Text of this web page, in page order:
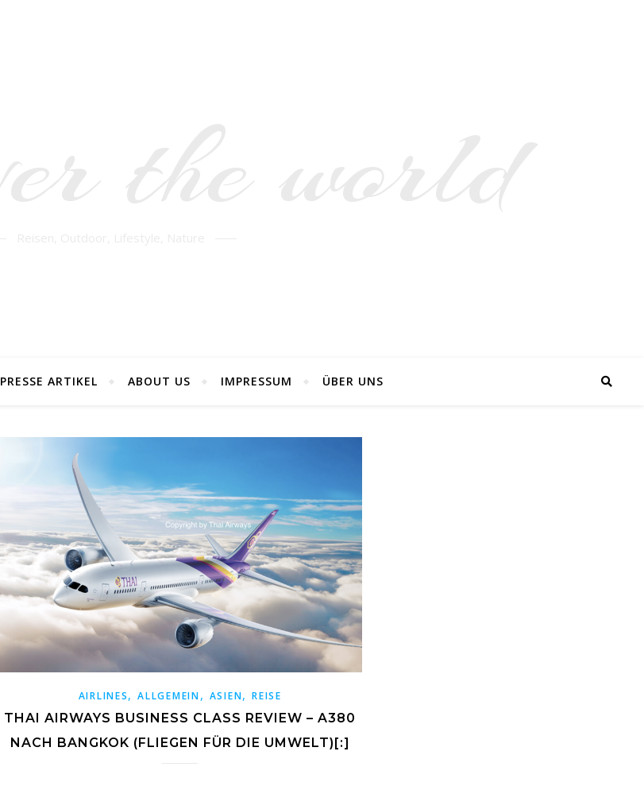
PRESSE ARTIKEL ABOUT US IMPRESSUM ÜBER UNS
AIRLINES,ALLGEMEIN, ASIEN,REISE
THAI AIRWAYS BUSINESS CLASS REVIEW – A380
NACH BANGKOK (FLIEGEN FÜR DIE UMWELT)[:]